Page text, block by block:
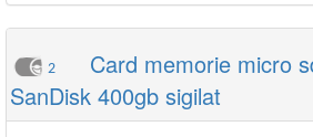
2
Card memorie micro
SanDisk 400gb sigilat